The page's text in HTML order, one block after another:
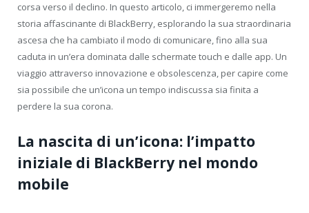
corsa verso il declino. In questo articolo, ci immergeremo nella
storia affascinante di BlackBerry, esplorando la sua straordinaria
ascesa che ha cambiato il modo di comunicare, fino alla sua
caduta in un’era dominata dalle schermate touch e dalle app. Un
viaggio attraverso innovazione e obsolescenza, per capire come
sia possibile che un’icona un tempo indiscussa sia finita a
perdere la sua corona.
La nascita di un’icona: l’impatto
iniziale di BlackBerry nel mondo
mobile